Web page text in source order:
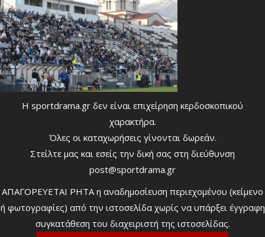
Η sportdrama.gr δεν είναι επιχείρηση κερδοσκοπικού
χαρακτήρα.
Όλες οι καταχωρήσεις γίνονται δωρεάν.
Στείλτε μας και εσείς την δική σας στη διεύθυνση
post@sportdrama.gr
ΑΠΑΓΟΡΕΥΕΤΑΙ ΡΗΤΑ η αναδημοσίευση περιεχομένου (κείμενο
ή φωτογραφίες) από την ιστοσελίδα χωρίς να υπάρξει έγγραφη
συγκατάθεση του διαχειριστή της ιστοσελίδας.